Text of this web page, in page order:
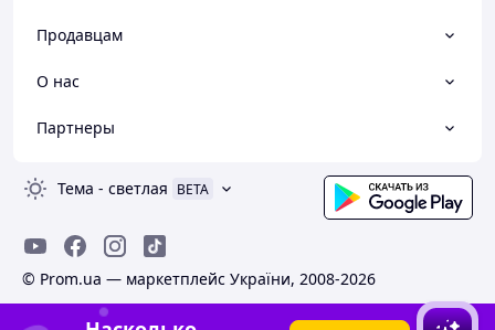
Продавцам
О нас
Партнеры
Тема - светлая BETA
© Prom.ua — маркетплейс України, 2008-2026